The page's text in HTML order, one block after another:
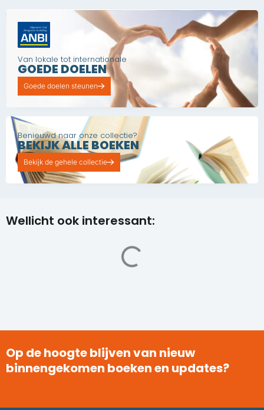
Van lokale tot internationale
GOEDE DOELEN
Goede doelen steunen
Benieuwd naar onze collectie?
BEKIJK ALLE BOEKEN
Bekijk de gehele collectie
Wellicht ook interessant:
Op de hoogte blijven van nieuw
binnengekomen boeken en updates?